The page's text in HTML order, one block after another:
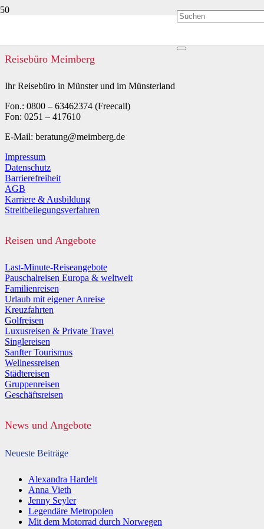
Reisebüro Meimberg
Ihr Reisebüro in Münster und im Münsterland
Fon.: 0800 – 63462374 (Freecall)
Fon: 0251 – 417610
E-Mail: beratung@meimberg.de
Impressum
Datenschutz
Barrierefreiheit
AGB
Karriere & Ausbildung
Streitbeilegungsverfahren
Reisen und Angebote
Last-Minute-Reiseangebote
Pauschalreisen Europa & weltweit
Familienreisen
Urlaub mit eigener Anreise
Kreuzfahrten
Golfreisen
Luxusreisen & Private Travel
Singlereisen
Sanfter Tourismus
Wellnessreisen
Städtereisen
Gruppenreisen
Geschäftsreisen
News und Angebote
Neueste Beiträge
Alexandra Hardelt
Anna Vieth
Jenny Seyler
Legendäre Metropolen
Mit dem Motorrad durch Norwegen